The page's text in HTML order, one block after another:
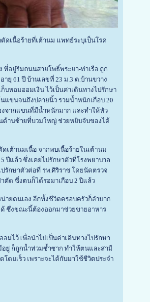
เนื้อร้ายที่เต้านม แพทย์ระบุเป็นโรค
ที่อยู่ริมถนนสายโพธิ์พระยา-ท่าเรือ ถูก
ยุ 61 ปี บ้านเลขที่ 23 ม.3 ต.บ้านขวาง
บหอมออมเงิน ไว้เป็นค่าเดินทางไปรักษา
ขนจนถึงปลายนิ้ว รวมน้ำหนักเกือบ 20
งจากแขนที่มีน้ำหนักมาก และทำให้หัว
ด้านซ้ายที่บวมใหญ่ ช่วยหยิบจับของได้
เต้านมเนื้อ จากพบเนื้อร้ายในเต้านม
ปีแล้ว ซึ่งเคยไปรักษาตัวที่โรงพยาบาล
รักษาตัวต่อที่ รพ.ศิริราช โดยนัดตรวจ
ตัด ซึ่งตนก็ได้รอมาเกือบ 2 ปีแล้ว
ายตนเอง อีกทั้งชีวิตครอบครัวก็ลำบาก
ด้ ซึ่งขณะนี้ต้องออกมาช่วยขายอาหาร
อมไว้ เพื่อนำไปเป็นค่าเดินทางไปรักษา
อยู่ ก็ถูกน้ำท่วมซ้ำซาก ทำให้ตนและสามี
ดยเร็ว เพราะจะได้กับมาใช้ชีวิตประจำ